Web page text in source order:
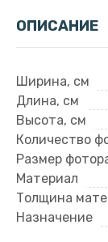
ОПИСАНИЕ
Ширина, см
Длина, см
Высота, см
Количество
Размер
Материал
Толщина
Назначение